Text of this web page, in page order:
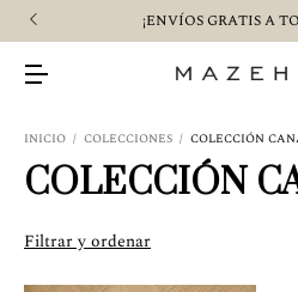
¡ENVÍOS GRATIS A
INICIO / COLECCIONES / COLECCIÓN
COLECCIÓN
Filtrar y ordenar